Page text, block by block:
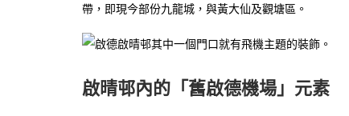
帶，即現今部份九龍城，與黃大仙及觀塘區。
啟晴邨內的「舊啟德機場」元素